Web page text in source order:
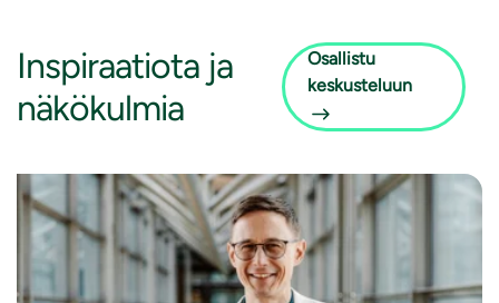
Inspiraatiota ja
näkökulmia
Osallistu
keskusteluun